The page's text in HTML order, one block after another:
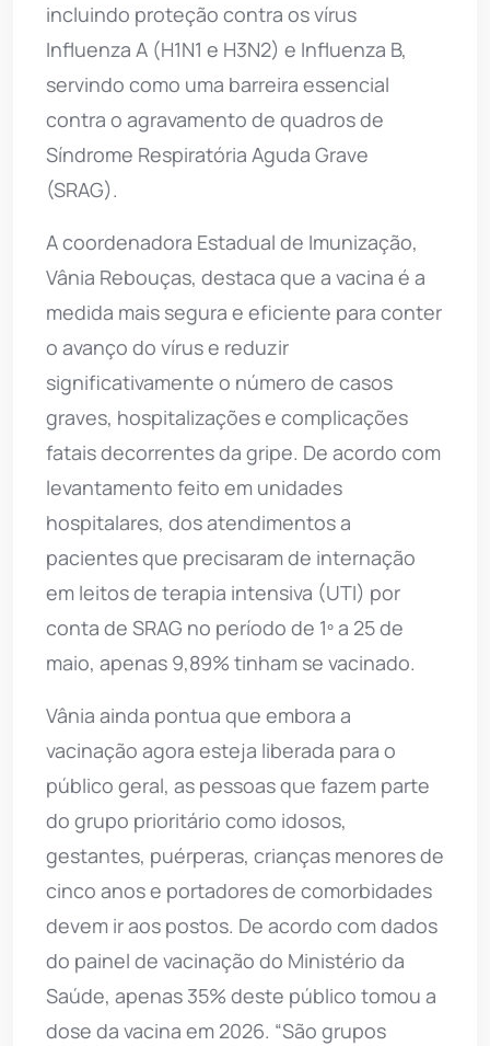
incluindo proteção contra os vírus
Influenza A (H1N1 e H3N2) e Influenza B,
servindo como uma barreira essencial
contra o agravamento de quadros de
Síndrome Respiratória Aguda Grave
(SRAG).
A coordenadora Estadual de Imunização,
Vânia Rebouças, destaca que a vacina é a
medida mais segura e eficiente para conter
o avanço do vírus e reduzir
significativamente o número de casos
graves, hospitalizações e complicações
fatais decorrentes da gripe. De acordo com
levantamento feito em unidades
hospitalares, dos atendimentos a
pacientes que precisaram de internação
em leitos de terapia intensiva (UTI) por
conta de SRAG no período de 1º a 25 de
maio, apenas 9,89% tinham se vacinado.
Vânia ainda pontua que embora a
vacinação agora esteja liberada para o
público geral, as pessoas que fazem parte
do grupo prioritário como idosos,
gestantes, puérperas, crianças menores de
cinco anos e portadores de comorbidades
devem ir aos postos. De acordo com dados
do painel de vacinação do Ministério da
Saúde, apenas 35% deste público tomou a
dose da vacina em 2026. “São grupos